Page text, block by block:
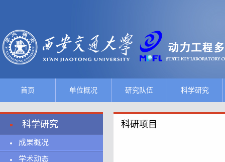
首页 单位概况 研究队伍 科学研究
科学研究
成果概况
学术动态
科研项目